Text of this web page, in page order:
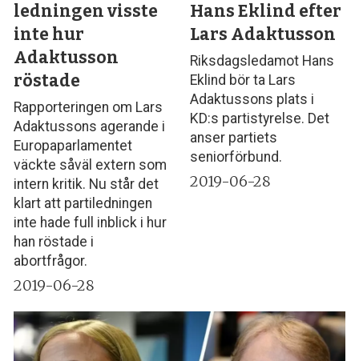
ledningen visste
inte hur
Adaktusson
röstade
Rapporteringen om Lars
Adaktussons agerande i
Europaparlamentet
väckte såväl extern som
intern kritik. Nu står det
klart att partiledningen
inte hade full inblick i hur
han röstade i
abortfrågor.
2019-06-28
Hans Eklind efter
Lars Adaktusson
Riksdagsledamot Hans
Eklind bör ta Lars
Adaktussons plats i
KD:s partistyrelse. Det
anser partiets
seniorförbund.
2019-06-28